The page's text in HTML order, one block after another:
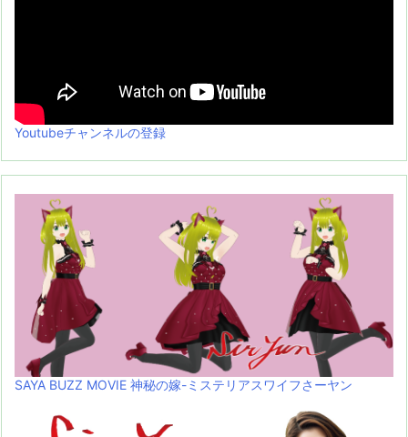
Youtubeチャンネルの登録
SAYA BUZZ MOVIE 神秘の嫁-ミステリアスワイフさーヤン